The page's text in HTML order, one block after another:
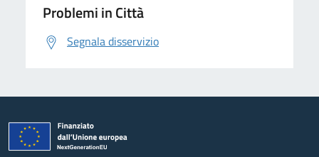
Problemi in Città
Segnala disservizio